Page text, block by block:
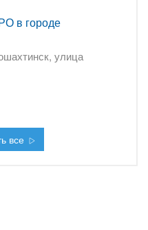
в городе
улица
все